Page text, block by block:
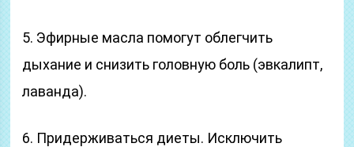
5. Эфирные масла помогут облегчить
дыхание и снизить головную боль (эвкалипт,
лаванда).
6. Придерживаться диеты. Исключить